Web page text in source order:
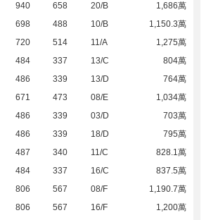
940 658 20/B
1,686萬
698 488 10/B
1,150.3萬
720 514 11/A
1,275萬
484 337 13/C
804萬
486 339 13/D
764萬
671 473 08/E
1,034萬
486 339 03/D
703萬
486 339 18/D
795萬
487 340 11/C
828.1萬
484 337 16/C
837.5萬
806 567 08/F
1,190.7萬
806 567 16/F
1,200萬